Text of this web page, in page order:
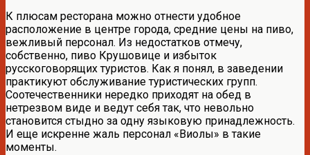
К плюсам ресторана можно отнести удобное
расположение в центре города, средние цены на пиво,
вежливый персонал. Из недостатков отмечу,
собственно, пиво Крушовице и избыток
русскоговорящих туристов. Как я понял, в заведении
практикуют обслуживание туристических групп.
Соотечественники нередко приходят на обед в
нетрезвом виде и ведут себя так, что невольно
становится стыдно за одну языковую принадлежность.
И еще искренне жаль персонал «Виолы» в такие
моменты.